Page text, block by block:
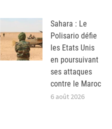
Sahara : Le
Polisario défie
les Etats Unis
en poursuivant
ses attaques
contre le Maroc
6 août 2026